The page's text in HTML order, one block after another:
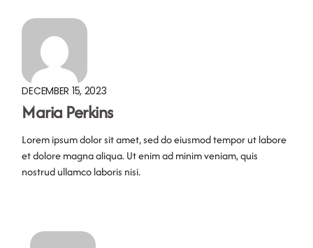
DECEMBER 15, 2023
Maria Perkins
Lorem ipsum dolor sit amet, sed do eiusmod tempor ut labore
et dolore magna aliqua. Ut enim ad minim veniam, quis
nostrud ullamco laboris nisi.